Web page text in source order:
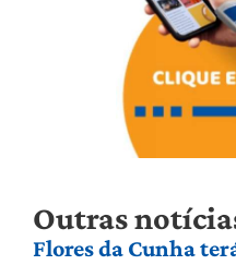
Outras
Flores da Cunha